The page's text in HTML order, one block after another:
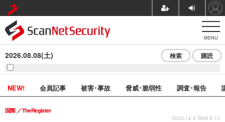
MENU
2026.08.08(土) 検索 購読
NEW! 会員記事 被害･事故 脅威･脆弱性 調査･報告
国際 TheRegister
2023.12.6 Wed 8:10